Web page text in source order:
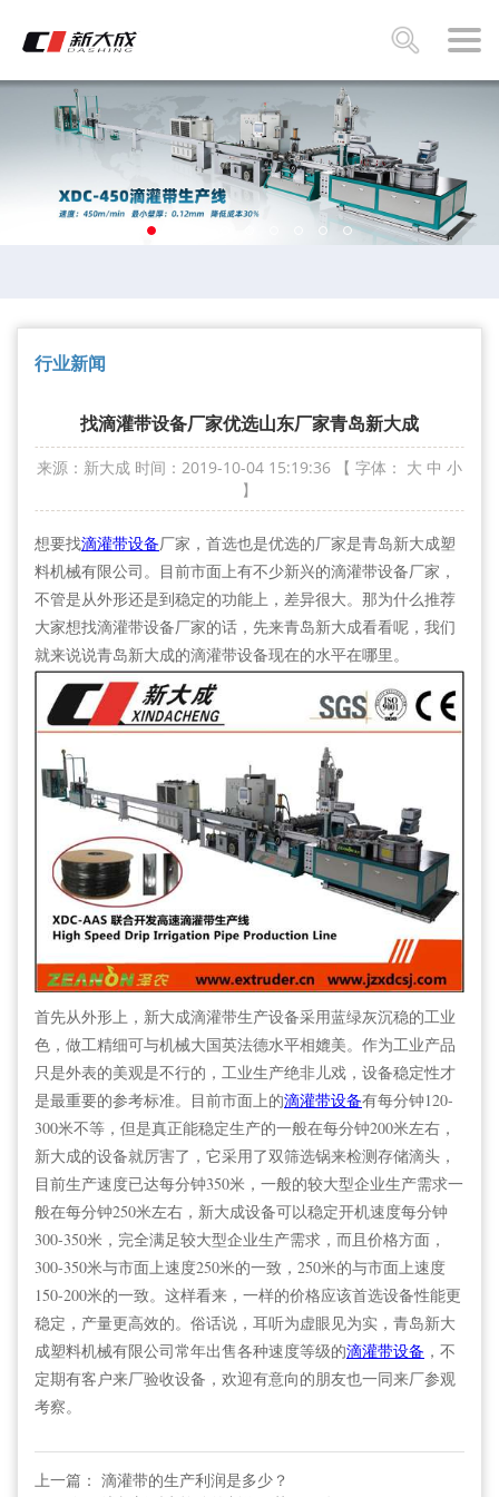
行业新闻
找滴灌带设备厂家优选山东厂家青岛新大成
来源：新大成 时间：2019-10-04 15:19:36 【 字体： 大 中 小
】
想要找滴灌带设备厂家，首选也是优选的厂家是青岛新大成塑
料机械有限公司。目前市面上有不少新兴的滴灌带设备厂家，
不管是从外形还是到稳定的功能上，差异很大。那为什么推荐
大家想找滴灌带设备厂家的话，先来青岛新大成看看呢，我们
就来说说青岛新大成的滴灌带设备现在的水平在哪里。
首先从外形上，新大成滴灌带生产设备采用蓝绿灰沉稳的工业
色，做工精细可与机械大国英法德水平相媲美。作为工业产品
只是外表的美观是不行的，工业生产绝非儿戏，设备稳定性才
是最重要的参考标准。目前市面上的滴灌带设备有每分钟120-
300米不等，但是真正能稳定生产的一般在每分钟200米左右，
新大成的设备就厉害了，它采用了双筛选锅来检测存储滴头，
目前生产速度已达每分钟350米，一般的较大型企业生产需求一
般在每分钟250米左右，新大成设备可以稳定开机速度每分钟
300-350米，完全满足较大型企业生产需求，而且价格方面，
300-350米与市面上速度250米的一致，250米的与市面上速度
150-200米的一致。这样看来，一样的价格应该首选设备性能更
稳定，产量更高效的。俗话说，耳听为虚眼见为实，青岛新大
成塑料机械有限公司常年出售各种速度等级的滴灌带设备 ，不
定期有客户来厂验收设备，欢迎有意向的朋友也一同来厂参观
考察。
上一篇： 滴灌带的生产利润是多少？